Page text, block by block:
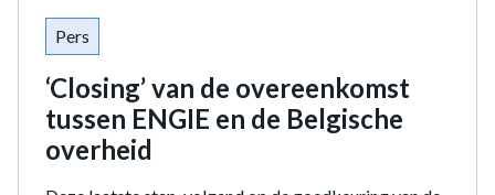
Pers
‘Closing’ van de overeenkomst
tussen ENGIE en de Belgische
overheid